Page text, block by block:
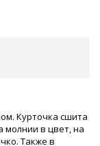
Курточка сшита
молнии в цвет, на
Также в